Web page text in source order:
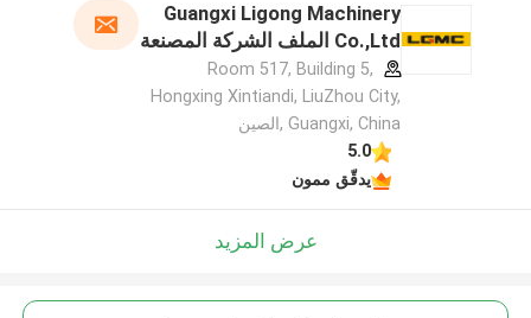
Guangxi Ligong Machinery
Co.,Ltd الملف الشركة المصنعة
Room 517, Building 5,
Hongxing Xintiandi, LiuZhou City,
Guangxi, China ,الصين
5.0
يدقّق ممون
عرض المزيد